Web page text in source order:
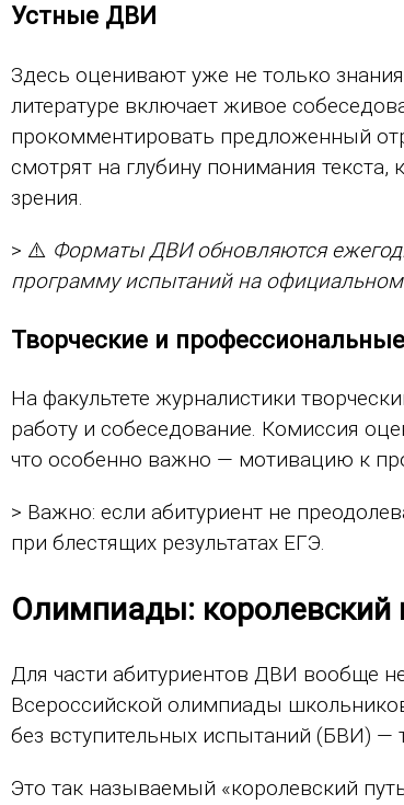
Устные ДВИ
Здесь оценивают уже не только
литературе включает живое
прокомментировать предложенный
смотрят на глубину понимания
зрения.
> ⚠️ Форматы ДВИ обновляются
программу испытаний на официальном
Творческие и
На факультете журналистики
работу и собеседование. Комиссия
что особенно важно — мотивацию к
> Важно: если абитуриент не
при блестящих результатах ЕГЭ.
Олимпиады: королевский
Для части абитуриентов ДВИ вообще
Всероссийской олимпиады
без вступительных испытаний (БВИ) —
Это так называемый «королевский